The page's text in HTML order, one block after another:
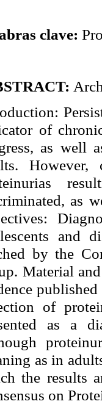
clave:
of
as well
However,
as
and
by the
Material
of
as a
as in
the results
on